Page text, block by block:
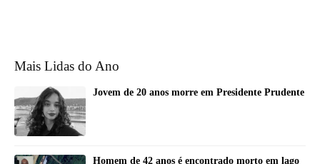
Mais Lidas do Ano
Jovem de 20 anos morre em Presidente Prudente
Homem de 42 anos é encontrado morto em lago